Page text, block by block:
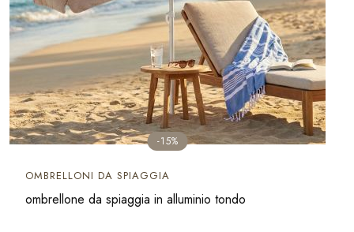
-15%
OMBRELLONI DA SPIAGGIA
ombrellone da spiaggia in alluminio tondo